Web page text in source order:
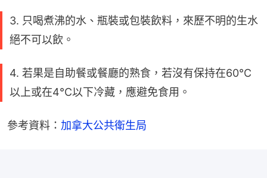
3. 只喝煮沸的水、瓶裝或包裝飲料，來歷不明的生水
絕不可以飲。
4. 若果是自助餐或餐廳的熟食，若沒有保持在60°C
以上或在4°C以下冷藏，應避免食用。
參考資料： 加拿大公共衛生局